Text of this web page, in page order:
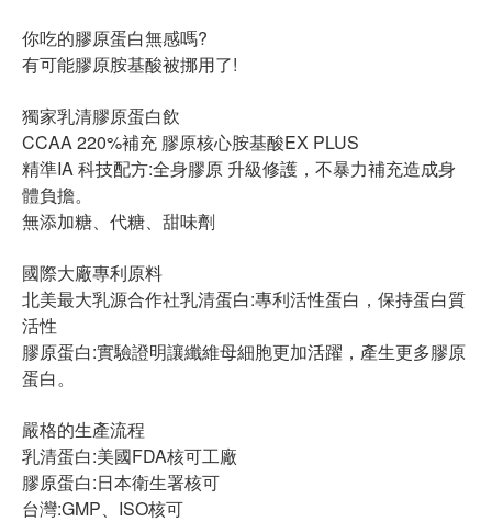
你吃的膠原蛋白無感嗎?
有可能膠原胺基酸被挪用了!
獨家乳清膠原蛋白飲
CCAA 220%補充 膠原核心胺基酸EX PLUS
精準IA 科技配方:全身膠原 升級修護，不暴力補充造成身
體負擔。
無添加糖、代糖、甜味劑
國際大廠專利原料
北美最大乳源合作社乳清蛋白:專利活性蛋白，保持蛋白質
活性
膠原蛋白:實驗證明讓纖維母細胞更加活躍，產生更多膠原
蛋白。
嚴格的生產流程
乳清蛋白:美國FDA核可工廠
膠原蛋白:日本衛生署核可
台灣:GMP、ISO核可